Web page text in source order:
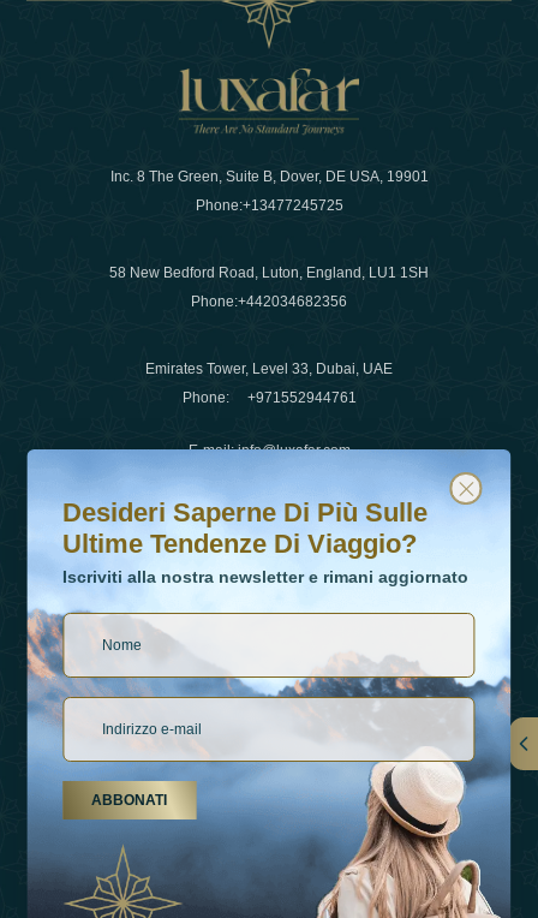
Inc. 8 The Green, Suite B, Dover, DE USA, 19901
Phone:+13477245725
58 New Bedford Road, Luton, England, LU1 1SH
Phone:+442034682356
Emirates Tower, Level 33, Dubai, UAE
Phone: +971552944761
E-mail:info@luxafar.com
WhatsApp No
+442034682356
Collegamenti
Desideri saperne di più sulle ultime tendenze di viaggio?
Iscriviti alla nostra newsletter e rimani aggiornato
Desideri Saperne Di Più Sulle
Ultime Tendenze Di Viaggio?
Iscriviti alla nostra newsletter e rimani aggiornato
ABBONATI